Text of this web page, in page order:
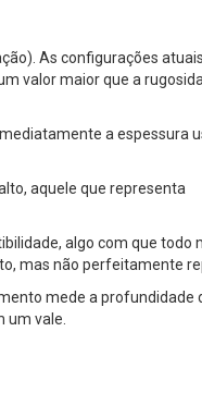
As configurações
valor maior que a
a espessura
aquele que representa
algo com que todo
mas não perfeitamente
mede a profundidade
um vale.